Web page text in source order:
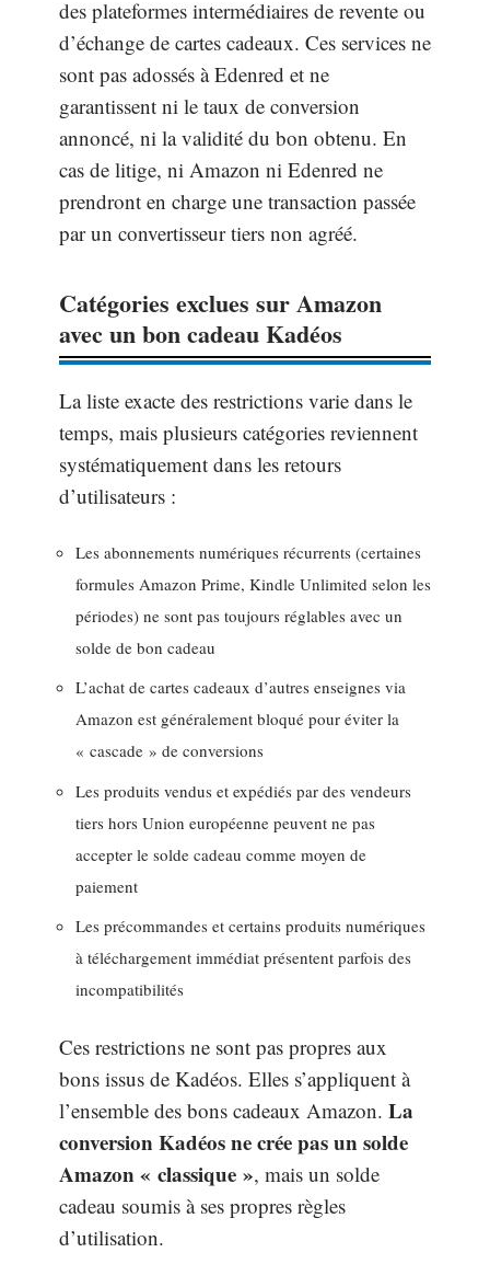
des plateformes intermédiaires de revente ou
d’échange de cartes cadeaux. Ces services ne
sont pas adossés à Edenred et ne
garantissent ni le taux de conversion
annoncé, ni la validité du bon obtenu. En
cas de litige, ni Amazon ni Edenred ne
prendront en charge une transaction passée
par un convertisseur tiers non agréé.
Catégories exclues sur Amazon
avec un bon cadeau Kadéos
La liste exacte des restrictions varie dans le
temps, mais plusieurs catégories reviennent
systématiquement dans les retours
d’utilisateurs :
Les abonnements numériques récurrents (certaines
formules Amazon Prime, Kindle Unlimited selon les
périodes) ne sont pas toujours réglables avec un
solde de bon cadeau
L’achat de cartes cadeaux d’autres enseignes via
Amazon est généralement bloqué pour éviter la
« cascade » de conversions
Les produits vendus et expédiés par des vendeurs
tiers hors Union européenne peuvent ne pas
accepter le solde cadeau comme moyen de
paiement
Les précommandes et certains produits numériques
à téléchargement immédiat présentent parfois des
incompatibilités
Ces restrictions ne sont pas propres aux
bons issus de Kadéos. Elles s’appliquent à
l’ensemble des bons cadeaux Amazon. La
conversion Kadéos ne crée pas un solde
Amazon « classique », mais un solde
cadeau soumis à ses propres règles
d’utilisation.